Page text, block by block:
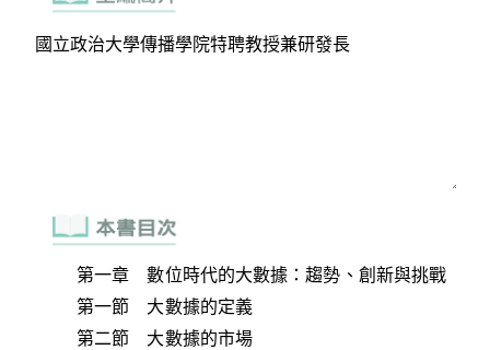
第一章 數位時代的大數據：趨勢、創新與挑戰
第一節 大數據的定義
第二節 大數據的市場